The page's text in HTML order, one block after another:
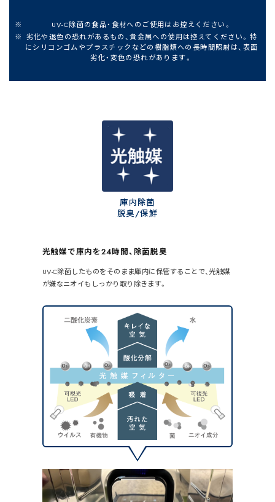
UV-C除菌の食品・食材へのご使用はお控えください。
劣化や退色の恐れがあるもの、貴金属への使用は控えてください。特
にシリコンゴムやプラスチックなどの樹脂類への長時間照射は、表面
劣化・変色の恐れがあります。
庫内除菌
脱臭/保鮮
光触媒で庫内を24時間、 除菌脱臭
UV-C除菌したものをそのまま庫内に保管することで、光触媒
が嫌なニオイもしっかり取り除きます。